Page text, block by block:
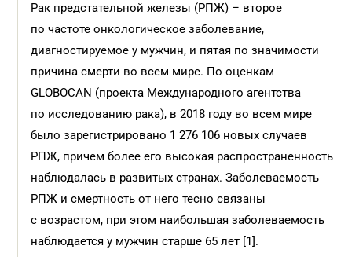
Рак предстательной железы (РПЖ) – второе
по частоте онкологическое заболевание,
диагностируемое у мужчин, и пятая по значимости
причина смерти во всем мире. По оценкам
GLOBOCAN (проекта Международного агентства
по исследованию рака), в 2018 году во всем мире
было зарегистрировано 1 276 106 новых случаев
РПЖ, причем более его высокая распространенность
наблюдалась в развитых странах. Заболеваемость
РПЖ и смертность от него тесно связаны
с возрастом, при этом наибольшая заболеваемость
наблюдается у мужчин старше 65 лет [1].